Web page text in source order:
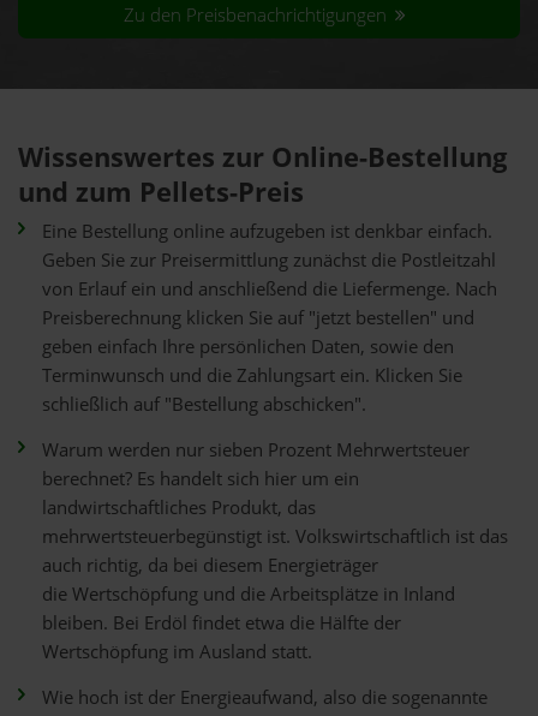
Zu den Preisbenachrichtigungen
Wissenswertes zur Online-Bestellung
und zum Pellets-Preis
Eine Bestellung online aufzugeben ist denkbar einfach.
Geben Sie zur Preisermittlung zunächst die Postleitzahl
von Erlauf ein und anschließend die Liefermenge. Nach
Preisberechnung klicken Sie auf "jetzt bestellen" und
geben einfach Ihre persönlichen Daten, sowie den
Terminwunsch und die Zahlungsart ein. Klicken Sie
schließlich auf "Bestellung abschicken".
Warum werden nur sieben Prozent Mehrwertsteuer
berechnet? Es handelt sich hier um ein
landwirtschaftliches Produkt, das
mehrwertsteuerbegünstigt ist. Volkswirtschaftlich ist das
auch richtig, da bei diesem Energieträger
die Wertschöpfung und die Arbeitsplätze in Inland
bleiben. Bei Erdöl findet etwa die Hälfte der
Wertschöpfung im Ausland statt.
Wie hoch ist der Energieaufwand, also die sogenannte